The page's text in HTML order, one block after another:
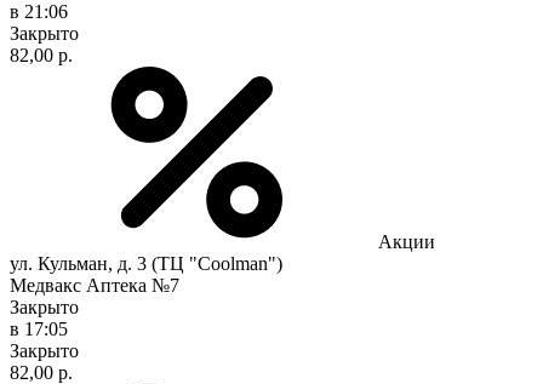
в 21:06
Закрыто
82,00 р.
Акции
ул. Кульман, д. 3 (ТЦ "Coolman")
Медвакс Аптека №7
Закрыто
в 17:05
Закрыто
82,00 р.